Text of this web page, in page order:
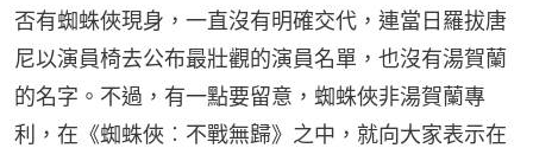
否有蜘蛛俠現身，一直沒有明確交代，連當日羅拔唐
尼以演員椅去公布最壯觀的演員名單，也沒有湯賀蘭
的名字。不過，有一點要留意，蜘蛛俠非湯賀蘭專
利，在《蜘蛛俠︰不戰無歸》之中，就向大家表示在